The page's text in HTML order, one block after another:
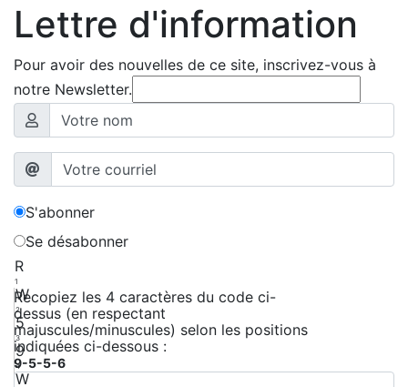
Lettre d'information
Pour avoir des nouvelles de ce site, inscrivez-vous à
notre Newsletter.
S'abonner
Se désabonner
R
1
W
2
5
3
9
4
W
Recopiez les 4 caractères du code ci-
dessus (en respectant
majuscules/minuscules) selon les positions
indiquées ci-dessous :
9-5-5-6